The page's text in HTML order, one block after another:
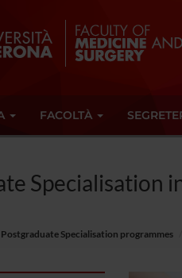
FACOLTÀ
Specialisation
Postgraduate Specialisation programmes